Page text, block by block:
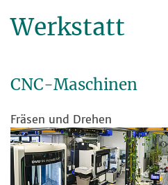
Werkstatt
CNC-Maschinen
Fräsen und Drehen